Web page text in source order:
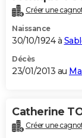
Bricolage
Lifestyle
Culture
Sport
Auto
Television
Voyage
CinemaCréer une
Naissance
30/10/1924 à
Décès
23/01/2013 au
Catherine
Créer une